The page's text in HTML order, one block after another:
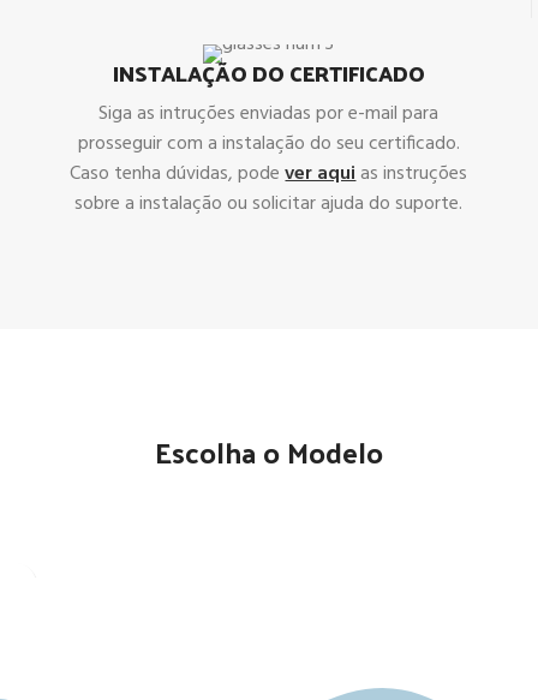
INSTALAÇÃO DO CERTIFICADO
Siga as intruções enviadas por e-mail para
prosseguir com a instalação do seu certificado.
Caso tenha dúvidas, podever aquias instruções
sobre a instalação ou solicitar ajuda do suporte.
Escolha o Modelo